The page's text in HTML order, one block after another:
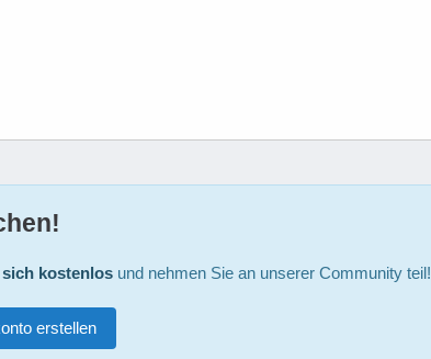
kostenlosund nehmen Sie an unserer Community teil!
erstellen